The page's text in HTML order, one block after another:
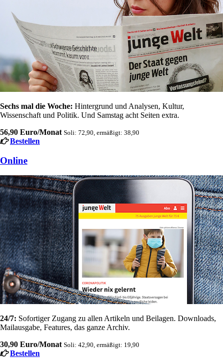
Sechs mal die Woche: Hintergrund und Analysen, Kultur,
Wissenschaft und Politik. Und Samstag acht Seiten extra.
56,90 Euro/Monat Soli: 72,90, ermäßigt: 38,90
Bestellen
Online
24/7: Sofortiger Zugang zu allen Artikeln und Beilagen. Downloads,
Mailausgabe, Features, das ganze Archiv.
30,90 Euro/Monat Soli: 42,90, ermäßigt: 19,90
Bestellen